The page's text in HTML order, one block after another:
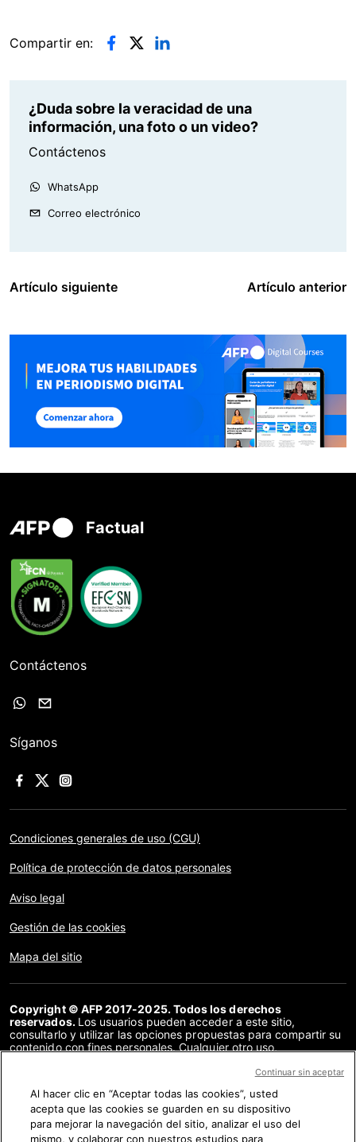
Compartir en:
¿Duda sobre la veracidad de una
información, una foto o un video?
Contáctenos
WhatsApp
Correo electrónico
Artículo siguiente Artículo anterior
Factual
Contáctenos
Síganos
Condiciones generales de uso (CGU)
Política de protección de datos personales
Aviso legal
Gestión de las cookies
Mapa del sitio
Copyright © AFP 2017-2025. Todos los derechos
reservados. Los usuarios pueden acceder a este sitio,
consultarlo y utilizar las opciones propuestas para compartir su
contenido con fines personales. Cualquier otro uso,
distribución del contenido de este sitio, en su totalidad o en
acuerdo específico firmado con la AFP, está estrictamente
prohibido. Los elementos analizados en cada verificación se
presentan o se enlazan en tanto en cuanto son necesarios para
la correcta comprensión de la verificación en cuestión. La AFP
Al hacer clic en “Aceptar todas las cookies”, usted
acepta que las cookies se guarden en su dispositivo
para mejorar la navegación del sitio, analizar el uso del
mismo, y colaborar con nuestros estudios para
Continuar sin aceptar